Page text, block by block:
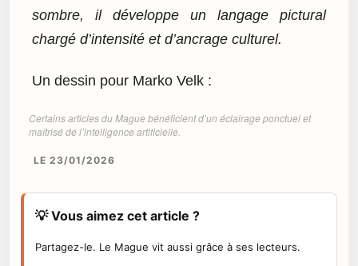
sombre, il développe un langage pictural
chargé d’intensité et d’ancrage culturel.
Un dessin pour Marko Velk :
Certains articles du Mague bénéficient d’un éclairage ponctuel et
maîtrisé de l’intelligence artificielle.
LE 23/01/2026
💡 Vous aimez cet article ?
Partagez-le. Le Mague vit aussi grâce à ses lecteurs.